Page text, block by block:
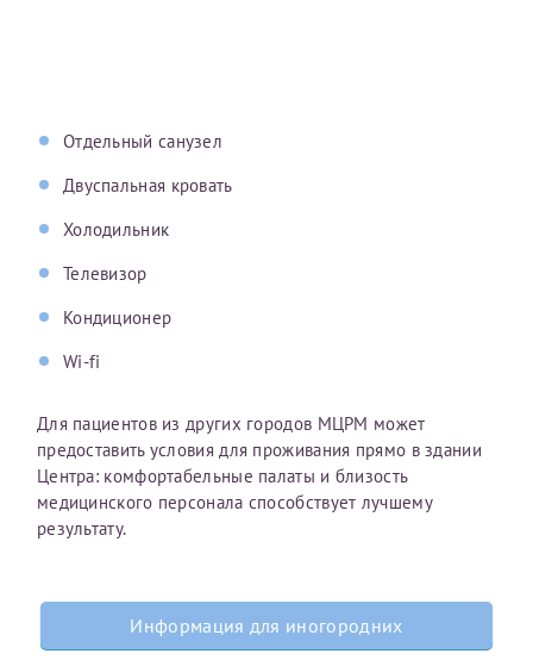
Для пациентов из других городов МЦРМ может
предоставить условия для проживания прямо в здании
Центра: комфортабельные палаты и близость
медицинского персонала способствует лучшему
результату.
Информация для иногородних
Отдельный санузел
Двуспальная кровать
Холодильник
Телевизор
Кондиционер
Wi-fi